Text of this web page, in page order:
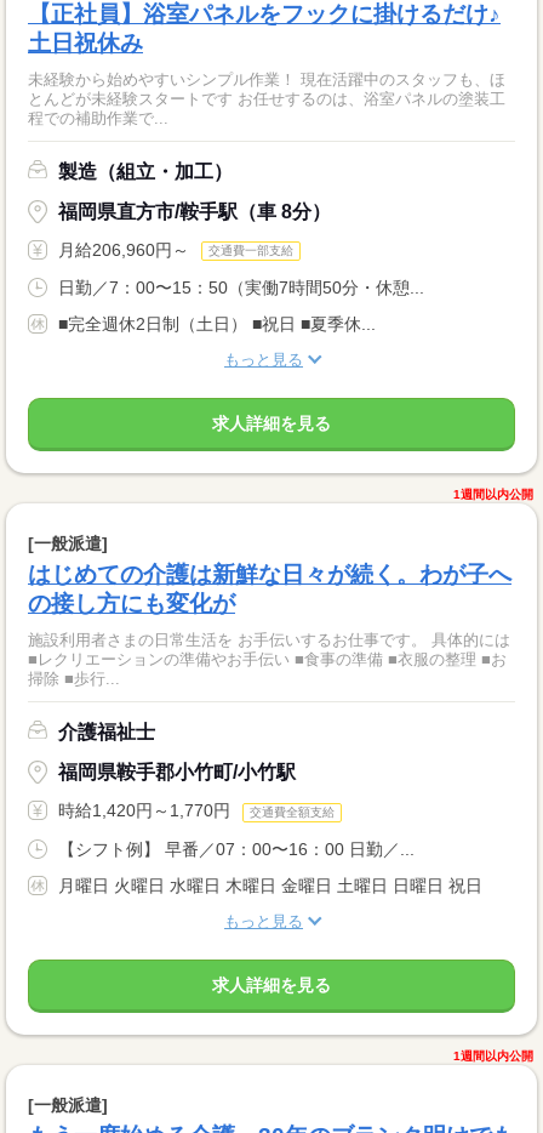
【正社員】浴室パネルをフックに掛けるだけ♪
土日祝休み
未経験から始めやすいシンプル作業！ 現在活躍中のスタッフも、ほ
とんどが未経験スタートです お任せするのは、浴室パネルの塗装工
程での補助作業で...
製造（組立・加工）
福岡県直方市/鞍手駅（車 8分）
月給206,960円～ 交通費一部支給
日勤／7：00〜15：50（実働7時間50分・休憩...
■完全週休2日制（土日） ■祝日 ■夏季休...
もっと見る
求人詳細を見る
1週間以内公開
[一般派遣]
はじめての介護は新鮮な日々が続く。わが子へ
の接し方にも変化が
施設利用者さまの日常生活を お手伝いするお仕事です。 具体的には
■レクリエーションの準備やお手伝い ■食事の準備 ■衣服の整理 ■お
掃除 ■歩行...
介護福祉士
福岡県鞍手郡小竹町/小竹駅
時給1,420円～1,770円 交通費全額支給
【シフト例】 早番／07：00〜16：00 日勤／...
月曜日 火曜日 水曜日 木曜日 金曜日 土曜日 日曜日 祝日
もっと見る
求人詳細を見る
1週間以内公開
[一般派遣]